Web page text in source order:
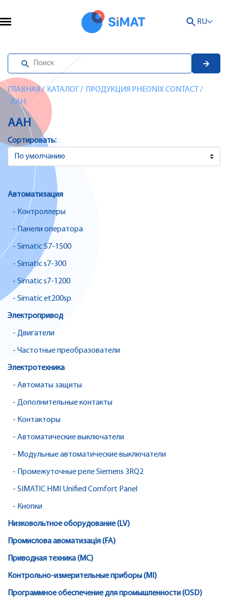
RU
ГЛАВНАЯ/ КАТАЛОГ / ПРОДУКЦИЯ PHEONIX CONTACT /
AAH
AAH
Сортировать:
Автоматизация
- Контроллеры
- Панели оператора
- Simatic S7-1500
- Simatic s7-300
- Simatic s7-1200
- Simatic et200sp
Электропривод
- Двигатели
- Частотные преобразователи
Электротехника
- Автоматы защиты
- Дополнительные контакты
- Контакторы
- Автоматические выключатели
- Модульные автоматические выключатели
- Промежуточные реле Siemens 3RQ2
- SIMATIC HMI Unified Comfort Panel
- Кнопки
Низковольтное оборудование (LV)
Промислова авоматизація (FA)
Приводная техника (MC)
Контрольно-измерительные приборы (MI)
Программное обеспечение для промышленности (OSD)